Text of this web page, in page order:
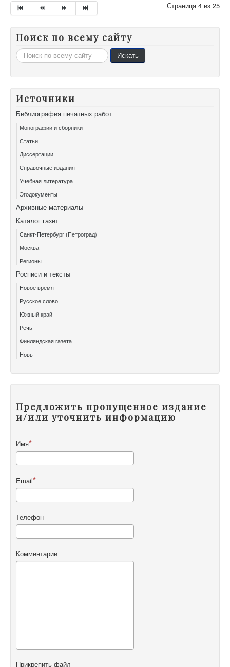
Страница 4 из 25
Поиск по всему сайту
Искать... Искать
Источники
Библиография печатных работ
Монографии и сборники
Статьи
Диссертации
Справочные издания
Учебная литература
Эгодокументы
Архивные материалы
Каталог газет
Санкт-Петербург (Петроград)
Москва
Регионы
Росписи и тексты
Новое время
Русское слово
Южный край
Речь
Финляндская газета
Новь
Предложить пропущенное издание
и/или уточнить информацию
Имя
Email
Телефон
Комментарии
Прикрепить файл